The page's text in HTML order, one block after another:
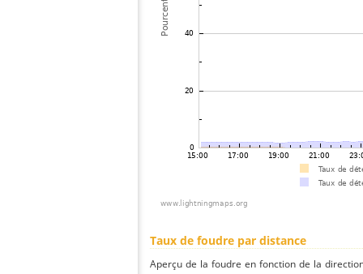
Taux de foudre par distance
Aperçu de la foudre en fonction de la